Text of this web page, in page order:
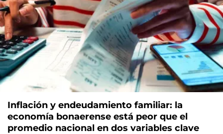
Inflación y endeudamiento familiar: la
economía bonaerense está peor que el
promedio nacional en dos variables clave